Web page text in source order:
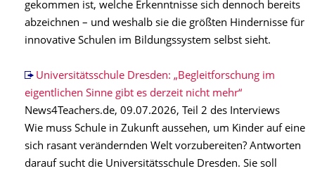
gekommen ist, welche Erkenntnisse sich dennoch bereits
abzeichnen – und weshalb sie die größten Hindernisse für
innovative Schulen im Bildungssystem selbst sieht.
Universitätsschule Dresden: „Begleitforschung im
eigentlichen Sinne gibt es derzeit nicht mehr“
News4Teachers.de, 09.07.2026, Teil 2 des Interviews
Wie muss Schule in Zukunft aussehen, um Kinder auf eine
sich rasant verändernden Welt vorzubereiten? Antworten
darauf sucht die Universitätsschule Dresden. Sie soll